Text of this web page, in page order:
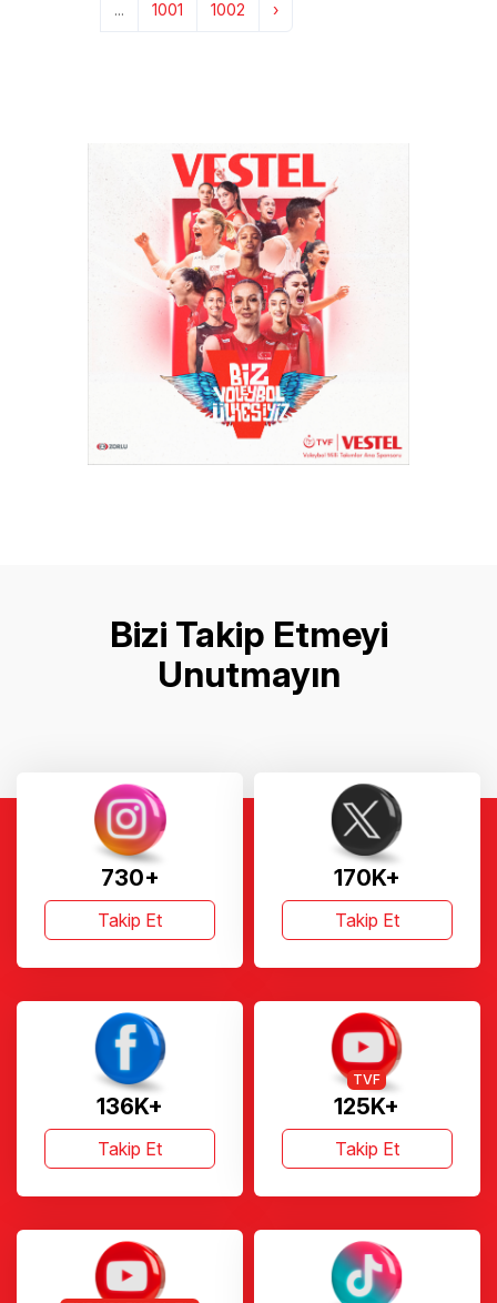
... 1001 1002 ›
Bizi Takip Etmeyi
Unutmayın
730+
Takip Et
170K+
Takip Et
136K+
Takip Et
125K+
TVF
Takip Et